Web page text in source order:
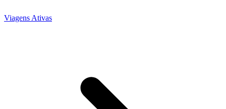
Viagens Ativas